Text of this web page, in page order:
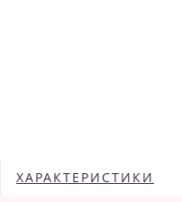
ХАРАКТЕРИСТИКИ